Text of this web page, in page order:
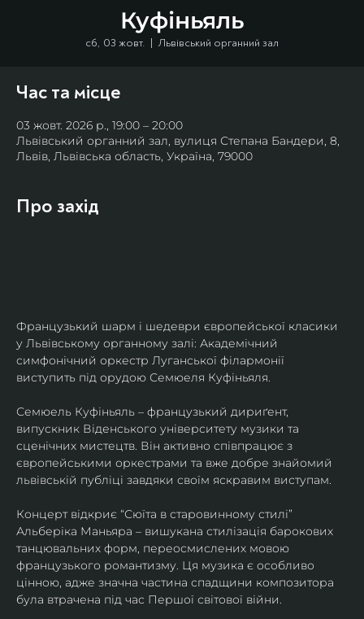
Куфіньяль
сб, 03 жовт.
  |
Львівський органний зал
Час та місце
03 жовт. 2026 р., 19:00 – 20:00
Львівський органний зал, вулиця Степана Бандери, 8,
Львів, Львівська область, Україна, 79000
Про захід
Французький шарм і шедеври європейської класики
у Львівському органному залі: Академічний
симфонічний оркестр Луганської філармонії
виступить під орудою Семюеля Куфіньяля.
Семюель Куфіньяль – французький дириґент,
випускник Віденського університету музики та
сценічних мистецтв. Він активно співпрацює з
європейськими оркестрами та вже добре знайомий
львівській публіці завдяки своїм яскравим виступам.
Концерт відкриє “Сюїта в старовинному стилі”
Альберіка Маньяра – вишукана стилізація барокових
танцювальних форм, переосмислених мовою
французького романтизму. Ця музика є особливо
цінною, адже значна частина спадщини композитора
була втрачена під час Першої світової війни.